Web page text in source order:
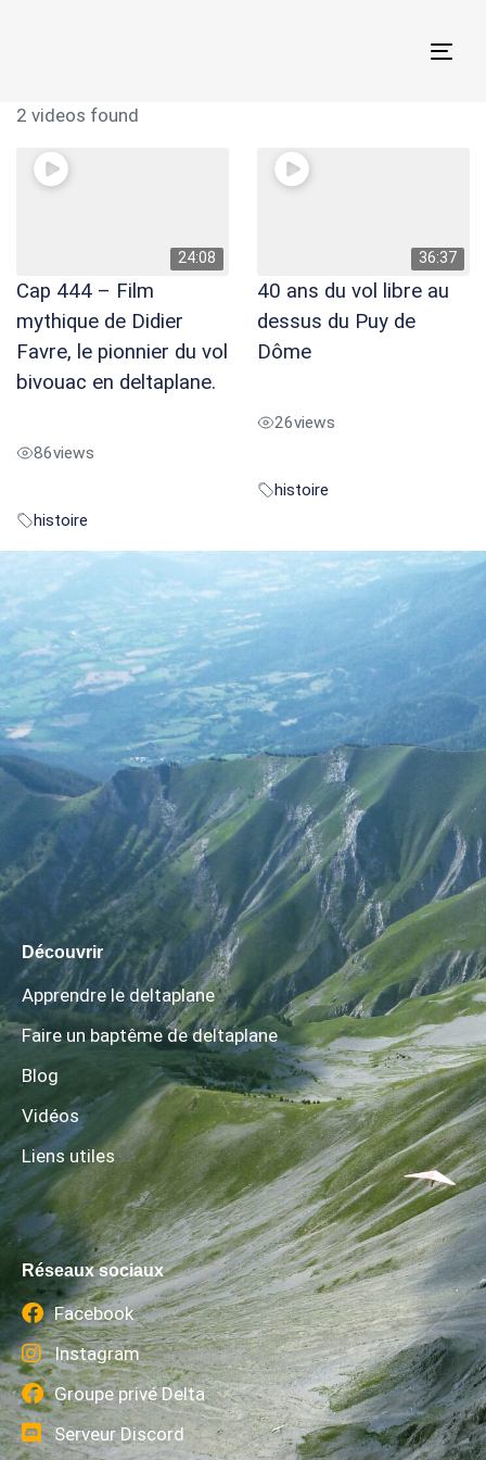
2 videos found
24:08
Cap 444 – Film
mythique de Didier
Favre, le pionnier du vol
bivouac en deltaplane.
86views
histoire
36:37
40 ans du vol libre au
dessus du Puy de
Dôme
26views
histoire
Découvrir
Apprendre le deltaplane
Faire un baptême de deltaplane
Blog
Vidéos
Liens utiles
Réseaux sociaux
Facebook
Instagram
Groupe privé Delta
Serveur Discord